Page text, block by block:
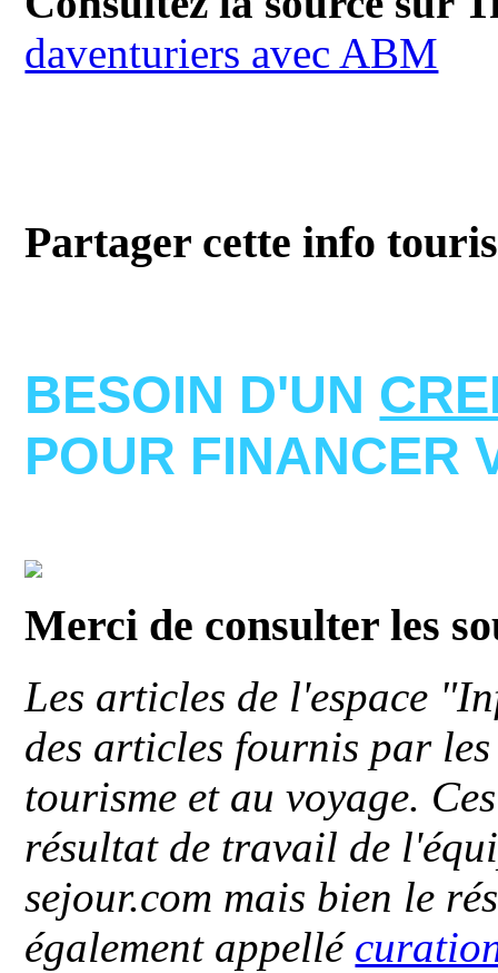
daventuriers avec ABM
Partager cette info
BESOIN D'UN
POUR FINANCER
Merci de consulter les
Les articles de l'espace
des articles fournis par
tourisme et au voyage.
résultat de travail de
sejour.com mais bien le
également appellé